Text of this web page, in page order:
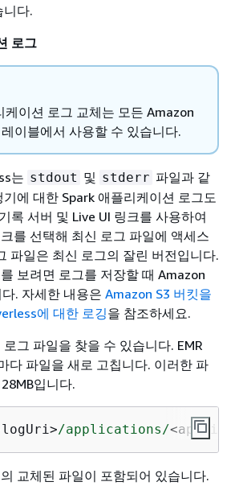
니다.
로그
케이션 로그 교체는 모든 Amazon
이블에서 사용할 수 있습니다.
는 stdout 및 stderr 파일과 같
에 대한 Spark 애플리케이션 로그도
록 서버 및 Live UI 링크를 사용하여
를 선택해 최신 로그 파일에 액세스
파일은 최신 로그의 잘린 버전입니다.
보려면 로그를 저장할 때 Amazon
. 자세한 내용은 Amazon S3 버킷을
에 대한 로깅을 참조하세요.
그 파일을 찾을 수 있습니다. EMR
다 파일을 새로 고칩니다. 이러한 파
입니다.
logUri>/applications/
교체된 파일이 포함되어 있습니다.